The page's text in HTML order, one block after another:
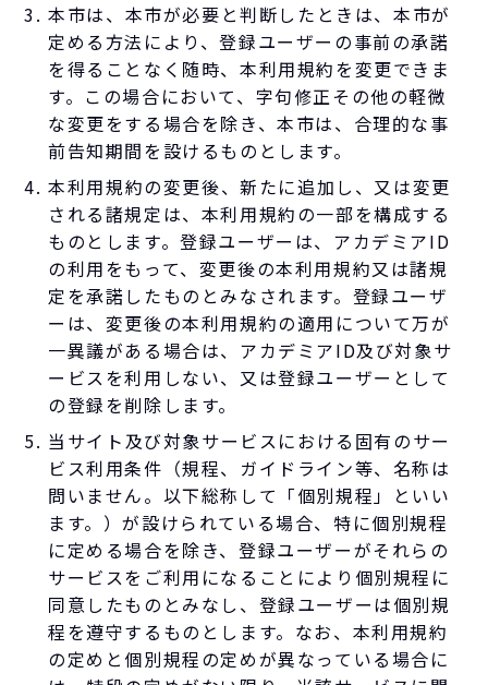
本市は、本市が必要と判断したときは、本市が
定める方法により、登録ユーザーの事前の承諾
を得ることなく随時、本利用規約を変更できま
す。この場合において、字句修正その他の軽微
な変更をする場合を除き、本市は、合理的な事
前告知期間を設けるものとします。
本利用規約の変更後、新たに追加し、又は変更
される諸規定は、本利用規約の一部を構成する
ものとします。登録ユーザーは、アカデミアID
の利用をもって、変更後の本利用規約又は諸規
定を承諾したものとみなされます。登録ユーザ
ーは、変更後の本利用規約の適用について万が
一異議がある場合は、アカデミアID及び対象サ
ービスを利用しない、又は登録ユーザーとして
の登録を削除します。
当サイト及び対象サービスにおける固有のサー
ビス利用条件（規程、ガイドライン等、名称は
問いません。以下総称して「個別規程」といい
ます。）が設けられている場合、特に個別規程
に定める場合を除き、登録ユーザーがそれらの
サービスをご利用になることにより個別規程に
同意したものとみなし、登録ユーザーは個別規
程を遵守するものとします。なお、本利用規約
の定めと個別規程の定めが異なっている場合に